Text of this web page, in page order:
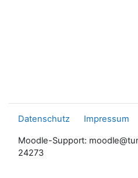
Datenschutz Impressum
Moodle-Support:
24273